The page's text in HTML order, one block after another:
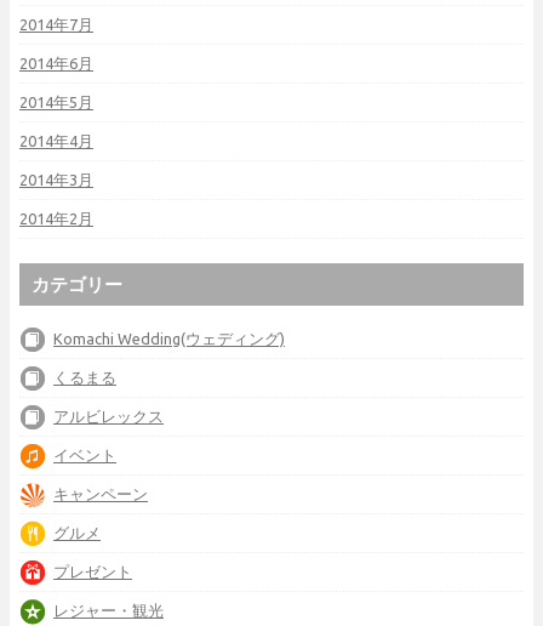
2014年7月
2014年6月
2014年5月
2014年4月
2014年3月
2014年2月
カテゴリー
Komachi Wedding(ウェディング)
くるまる
アルビレックス
イベント
キャンペーン
グルメ
プレゼント
レジャー・観光